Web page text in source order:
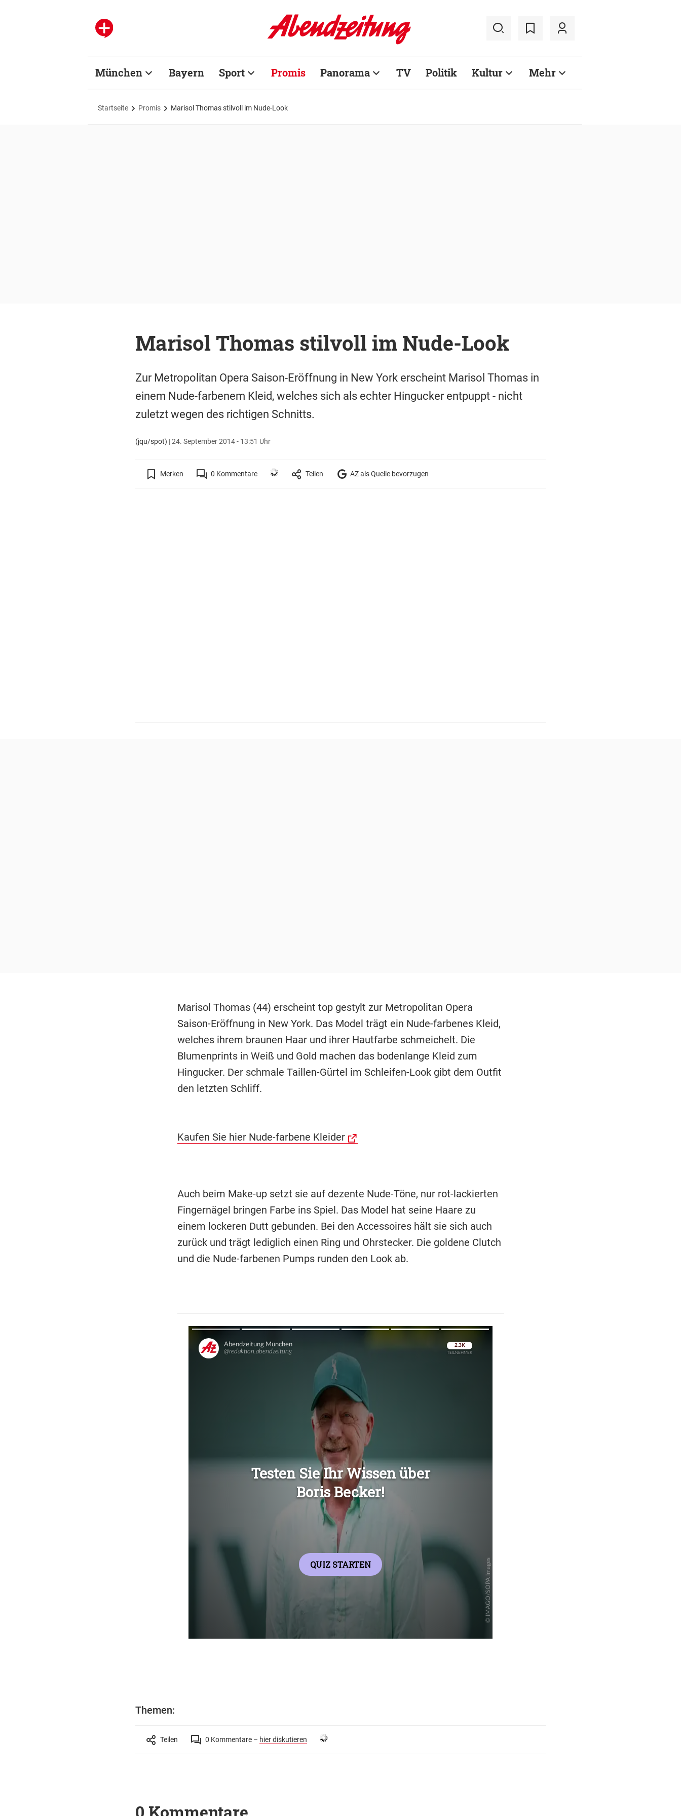
München Bayern Sport Promis Panorama TV Politik Kultur Mehr
Startseite Promis Marisol Thomas stilvoll im Nude-Look
Marisol Thomas stilvoll im Nude-Look
Zur Metropolitan Opera Saison-Eröffnung in New York erscheint Marisol Thomas in
einem Nude-farbenem Kleid, welches sich als echter Hingucker entpuppt - nicht
zuletzt wegen des richtigen Schnitts.
(jqu/spot) |24. September 2014 - 13:51 Uhr
Merken 0 Kommentare Teilen AZ als Quelle bevorzugen
Marisol Thomas (44) erscheint top gestylt zur Metropolitan Opera
Saison-Eröffnung in New York. Das Model trägt ein Nude-farbenes Kleid,
welches ihrem braunen Haar und ihrer Hautfarbe schmeichelt. Die
Blumenprints in Weiß und Gold machen das bodenlange Kleid zum
Hingucker. Der schmale Taillen-Gürtel im Schleifen-Look gibt dem Outfit
den letzten Schliff.
Kaufen Sie hier Nude-farbene Kleider
Auch beim Make-up setzt sie auf dezente Nude-Töne, nur rot-lackierten
Fingernägel bringen Farbe ins Spiel. Das Model hat seine Haare zu
einem lockeren Dutt gebunden. Bei den Accessoires hält sie sich auch
zurück und trägt lediglich einen Ring und Ohrstecker. Die goldene Clutch
und die Nude-farbenen Pumps runden den Look ab.
Überspringen
Themen:
Teilen 0 Kommentare – hier diskutieren